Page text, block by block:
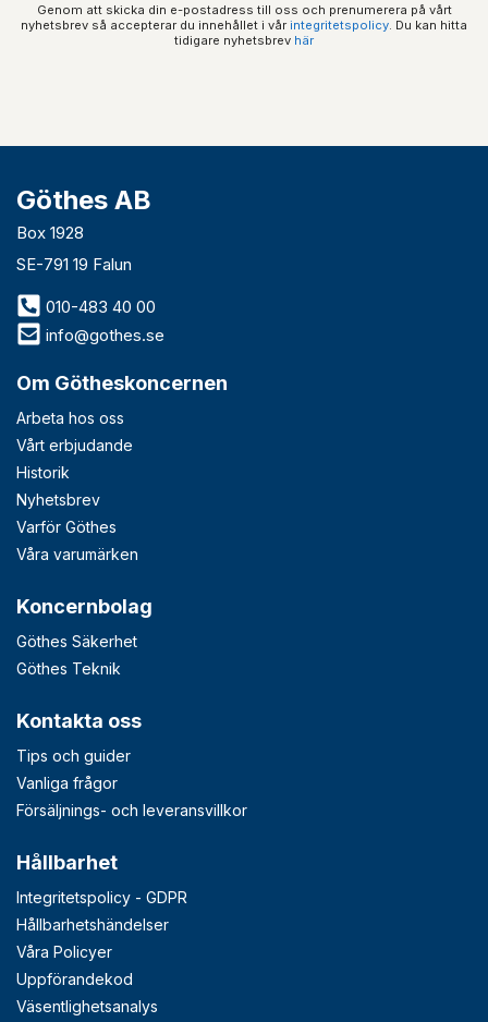
Genom att skicka din e-postadress till oss och prenumerera på vårt
nyhetsbrev så accepterar du innehållet i vår integritetspolicy . Du kan hitta
tidigare nyhetsbrev här
Göthes AB
Box 1928
SE-791 19 Falun
010-483 40 00
info@gothes.se
Om Götheskoncernen
Arbeta hos oss
Vårt erbjudande
Historik
Nyhetsbrev
Varför Göthes
Våra varumärken
Koncernbolag
Göthes Säkerhet
Göthes Teknik
Kontakta oss
Tips och guider
Vanliga frågor
Försäljnings- och leveransvillkor
Hållbarhet
Integritetspolicy - GDPR
Hållbarhetshändelser
Våra Policyer
Uppförandekod
Väsentlighetsanalys